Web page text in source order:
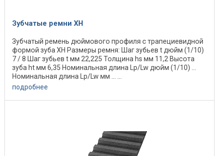
Зубчатые ремни ХН
Зубчатый ремень дюймового профиля с трапециевидной
формой зуба XH Размеры ремня: Шаг зубьев t дюйм (1/10)
7 / 8 Шаг зубьев t мм 22,225 Толщина hs мм 11,2 Высота
зуба ht мм 6,35 Номинальная длина Lp/Lw дюйм (1/10) ...
Номинальная длина Lp/Lw мм ... ...
подробнее